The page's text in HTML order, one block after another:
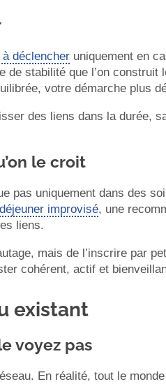
déclencher uniquement en
de stabilité que l’on construit
votre démarche plus
des liens dans la durée,
le croit
pas uniquement dans des
improvisé, une
liens.
mais de l’inscrire par
cohérent, actif et
existant
voyez pas
En réalité, tout le